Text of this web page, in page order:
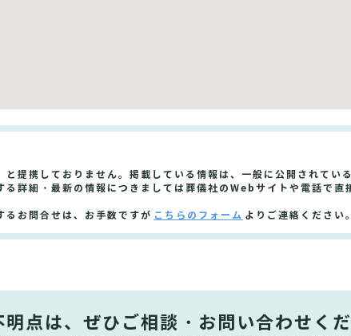
提携しておりません。掲載している情報は、一般に公開されてい
詳細・最新の情報につきましては葬儀社のWebサイトや電話で直
るお問合せは、お手数ですが こちらのフォーム よりご連絡ください。
明点は、ぜひ ご相談・お問い合わせく